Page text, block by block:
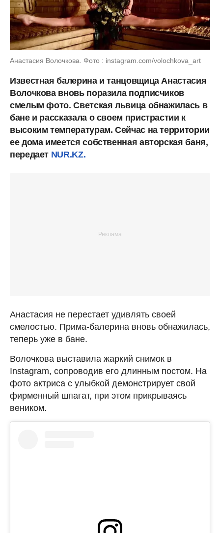
Анастасия Волочкова. Фото : instagram.com/volochkova_art
Известная балерина и танцовщица Анастасия
Волочкова вновь поразила подписчиков
смелым фото. Светская львица обнажилась в
бане и рассказала о своем пристрастии к
высоким температурам. Сейчас на территории
ее дома имеется собственная авторская баня,
передает NUR.KZ.
Анастасия не перестает удивлять своей
смелостью. Прима-балерина вновь обнажилась,
теперь уже в бане.
Волочкова выставила жаркий снимок в
Instagram, сопроводив его длинным постом. На
фото актриса с улыбкой демонстрирует свой
фирменный шпагат, при этом прикрываясь
веником.